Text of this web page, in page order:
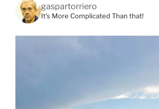
gaspartorriero
It's More Complicated Than that!